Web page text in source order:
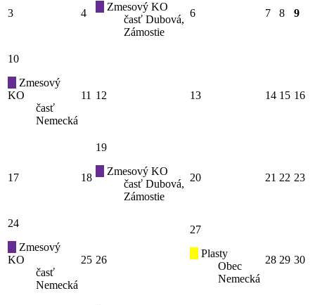
3 4
Zmesový KO
časť Dubová,
Zámostie
6 7 8 9
10
Zmesový
KO
časť
Nemecká
11 12 13 14 15 16
17 18
19
Zmesový KO
časť Dubová,
Zámostie
20 21 22 23
24
Zmesový
KO
časť
Nemecká
25 26
27
Plasty
Obec
Nemecká
28 29 30